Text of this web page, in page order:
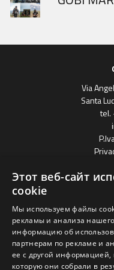
Via
Santa
tel.
con il
Этот веб-сайт
cookie
Мы используем файлы
рекламы и анализа
информацию об
партнерам по рекламе и
ее с другой
которую они собрали в